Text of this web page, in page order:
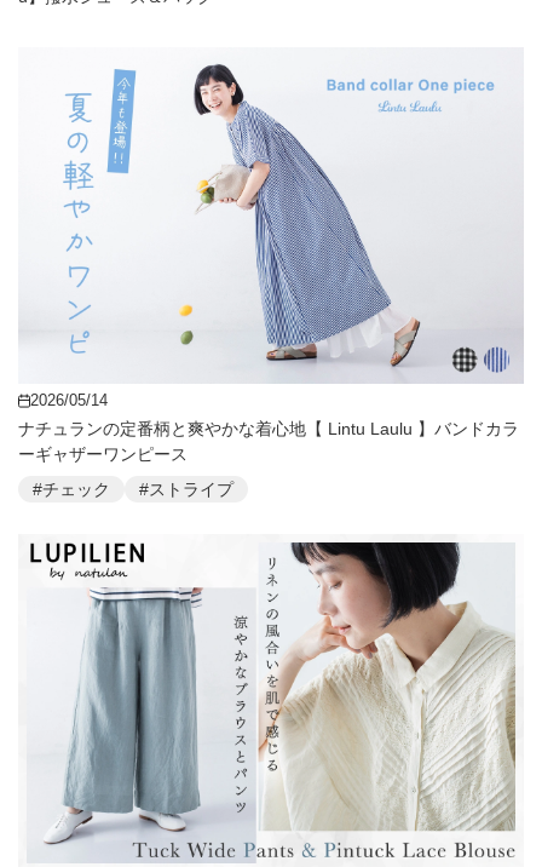
2026/05/14
ナチュランの定番柄と爽やかな着心地【 Lintu Laulu 】バンドカラ
ーギャザーワンピース
#チェック
#ストライプ